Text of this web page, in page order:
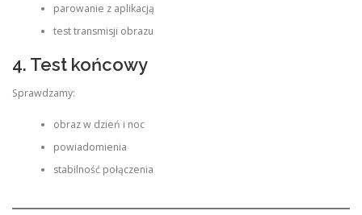
parowanie z aplikacją
test transmisji obrazu
4. Test końcowy
Sprawdzamy:
obraz w dzień i noc
powiadomienia
stabilność połączenia